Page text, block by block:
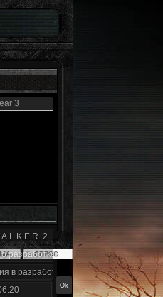
3
2
разработке!
в разработке!